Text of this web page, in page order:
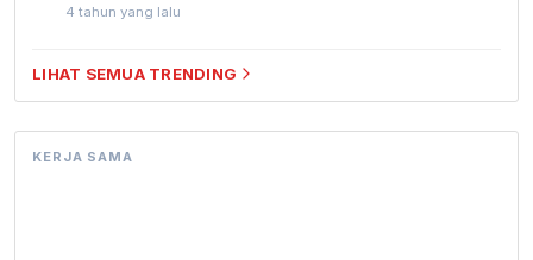
4 tahun yang lalu
LIHAT SEMUA TRENDING
KERJA SAMA